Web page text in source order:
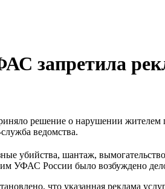
запретила
решение о нарушении жителем
ведомства.
убийства, шантаж,
УФАС России было возбуждено
что указанная реклама